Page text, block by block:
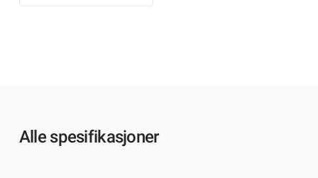
Alle spesifikasjoner